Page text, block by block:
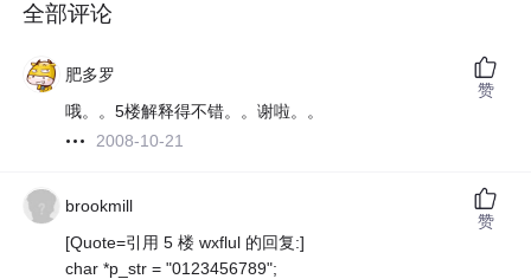
全部评论
肥多罗
哦。。5楼解释得不错。。谢啦。。
2008-10-21
赞
brookmill
[Quote=引用 5 楼 wxflul 的回复:]
char *p_str = "0123456789";
赞